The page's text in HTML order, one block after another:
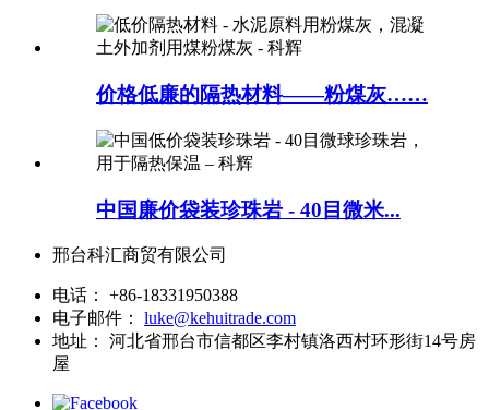
价格低廉的隔热材料——粉煤灰……
中国廉价袋装珍珠岩 - 40目微米...
邢台科汇商贸有限公司
电话：
+86-18331950388
电子邮件：
luke@kehuitrade.com
地址：
河北省邢台市信都区李村镇洛西村环形街14号房
屋